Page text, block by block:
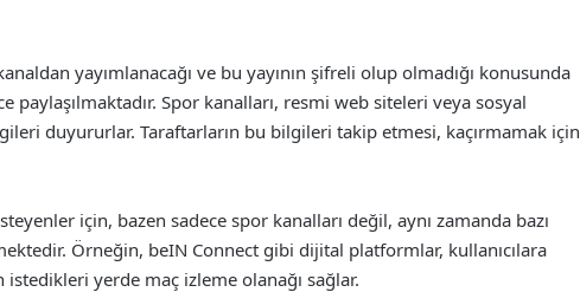
yayımlanacağı ve bu yayının şifreli olup olmadığı konusunda
paylaşılmaktadır. Spor kanalları, resmi web siteleri veya sosyal
duyururlar. Taraftarların bu bilgileri takip etmesi, kaçırmamak için
için, bazen sadece spor kanalları değil, aynı zamanda bazı
Örneğin, beIN Connect gibi dijital platformlar, kullanıcılara
istedikleri yerde maç izleme olanağı sağlar.